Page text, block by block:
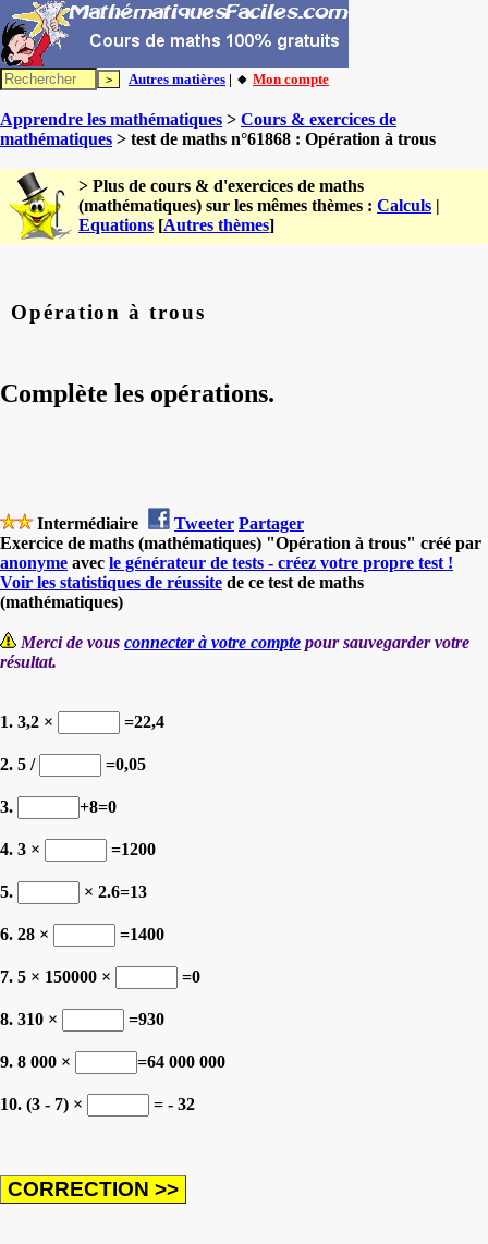
Autres matières | 🔸 Mon compte
Apprendre les mathématiques > Cours & exercices de
mathématiques > test de maths n°61868 : Opération à trous
> Plus de cours & d'exercices de maths
(mathématiques) sur les mêmes thèmes : Calculs |
Equations [Autres thèmes]
Opération à trous
Complète les opérations.
Intermédiaire Tweeter Partager
Exercice de maths (mathématiques) "Opération à trous" créé par
anonyme avec le générateur de tests - créez votre propre test !
Voir les statistiques de réussite de ce test de maths
(mathématiques)
Merci de vous connecter à votre compte pour sauvegarder votre
résultat.
1. 3,2 × =22,4
2. 5 / =0,05
3. +8=0
4. 3 × =1200
5. × 2.6=13
6. 28 × =1400
7. 5 × 150000 × =0
8. 310 × =930
9. 8 000 × =64 000 000
10. (3 - 7) × = - 32